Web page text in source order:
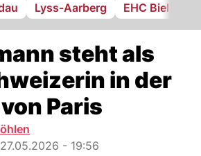
Lyss-Aarberg EHC Biel
steht als
in der
Paris
27.05.2026 - 19:56